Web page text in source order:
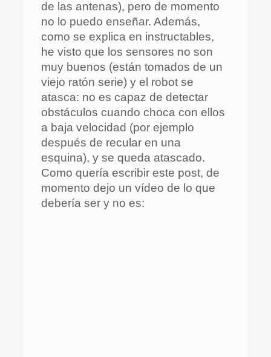
de las antenas), pero de momento
no lo puedo enseñar. Además,
como se explica en instructables,
he visto que los sensores no son
muy buenos (están tomados de un
viejo ratón serie) y el robot se
atasca: no es capaz de detectar
obstáculos cuando choca con ellos
a baja velocidad (por ejemplo
después de recular en una
esquina), y se queda atascado.
Como quería escribir este post, de
momento dejo un vídeo de lo que
debería ser y no es: